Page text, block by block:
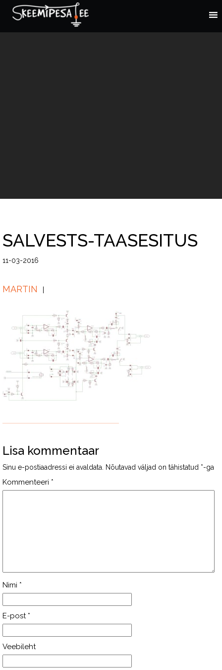
SALVESTS-TAASESITUS
11-03-2016
MARTIN
Lisa kommentaar
Sinu e-postiaadressi ei avaldata. Nõutavad väljad on tähistatud *-ga
Kommenteeri *
Nimi *
E-post *
Veebileht